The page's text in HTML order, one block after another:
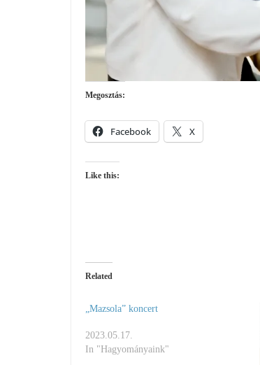
Megosztás:
Facebook X
Like this:
Related
„Mazsola” koncert
2023.05.17.
In "Hagyományaink"